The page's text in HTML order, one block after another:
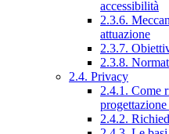
accessibilità
2.3.6.
attuazione
2.3.7.
2.3.8.
2.4. Privacy
2.4.1. Come
2.4.2.